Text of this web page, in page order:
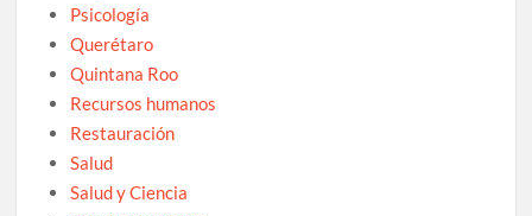
Psicología
Querétaro
Quintana Roo
Recursos humanos
Restauración
Salud
Salud y Ciencia